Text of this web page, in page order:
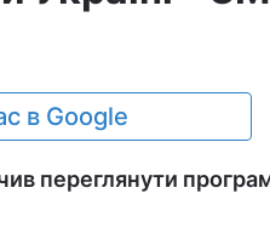
в Google
переглянути